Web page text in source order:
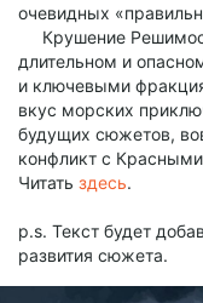
очевидных
Крушение
длительном и
и ключевыми
вкус морских
будущих сюжетов,
конфликт с
Читать здесь.
p.s. Текст будет
развития сюжета.